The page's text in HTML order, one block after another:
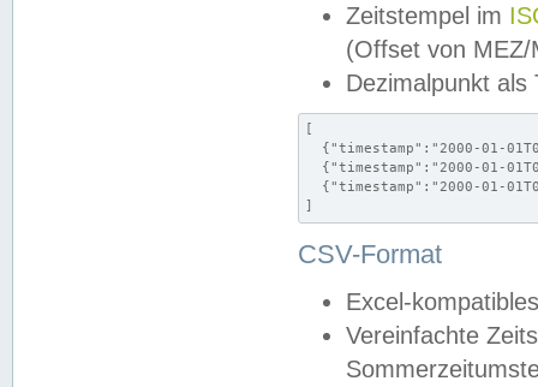
Zeitstempel im
(Offset von MEZ/
Dezimalpunkt als
[
{"timestamp":"2000-01-
{"timestamp":"2000-01-
{"timestamp":"2000-01-
]
CSV-Format
Excel-
Vereinfachte